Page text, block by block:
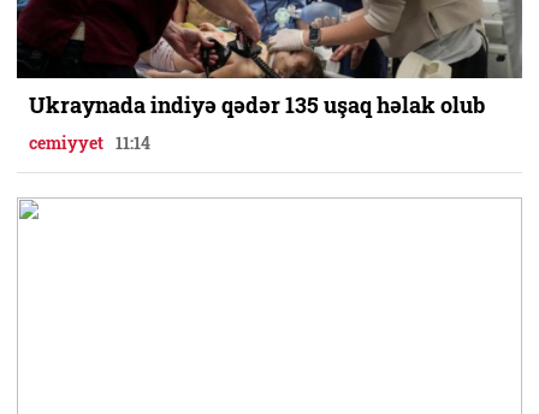
Ukraynada indiyə qədər 135 uşaq həlak olub
cemiyyet 11:14